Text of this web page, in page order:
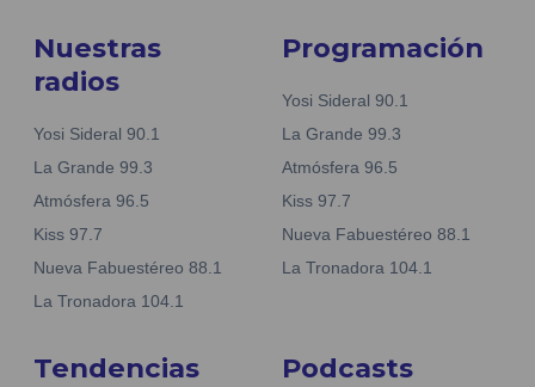
Nuestras
radios
Yosi Sideral 90.1
La Grande 99.3
Atmósfera 96.5
Kiss 97.7
Nueva Fabuestéreo 88.1
La Tronadora 104.1
Programación
Yosi Sideral 90.1
La Grande 99.3
Atmósfera 96.5
Kiss 97.7
Nueva Fabuestéreo 88.1
La Tronadora 104.1
Tendencias Podcasts